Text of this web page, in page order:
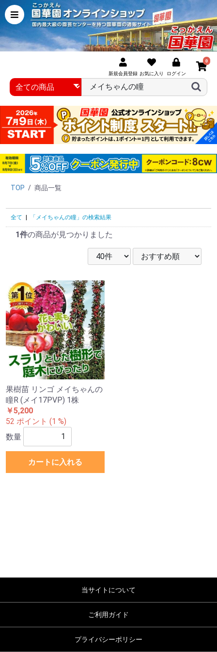
新規会員登録 お気に入り ログイン
0
TOP / 商品一覧
全て | 「メイちゃんの瞳」の検索結果
1件の商品が見つかりました
果樹苗 リンゴ メイちゃんの
瞳R (メイ17PVP) 1株
￥5,200
52 ポイント (1 %)
数量
カートに入れる
当サイトについて
ご利用ガイド
プライバシーポリシー